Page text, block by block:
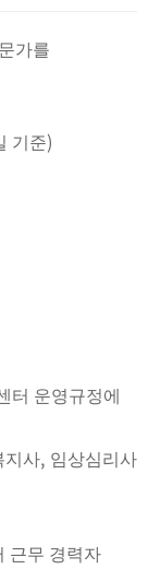
가를
기준)
터 운영규정에
지사, 임상심리사
근무 경력자